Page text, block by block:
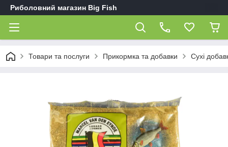
Риболовний магазин Big Fish
Товари та послуги Прикормка та добавки Сухі